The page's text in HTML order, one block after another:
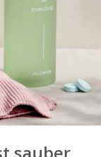
sauber